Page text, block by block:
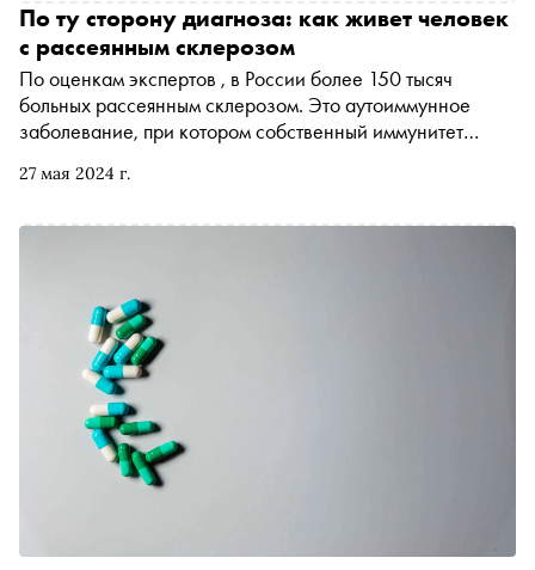
27 мая 2024 г.
По ту сторону диагноза: как живет человек
с рассеянным склерозом
По оценкам экспертов , в России более 150 тысяч
больных рассеянным склерозом. Это аутоиммунное
заболевание, при котором собственный иммунитет
нервных волокон. В результате возникают серьезные
до полного паралича и инвалидизации в молодом
процесс. В преддверии Всемирного дня борьбы с
рассеянным склерозом важно вспомнить не только о
самом заболевании, но и о необходимости его ранней
диагностики, лечении и поддержке пациентов. «Сноб»
рассказывает историю Аксиньи Поповой, девушки с
рассеянным склерозом, которая смогла добиться